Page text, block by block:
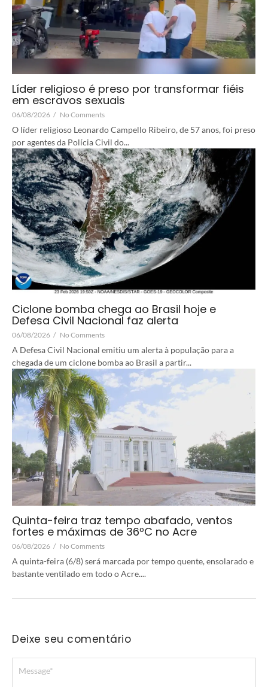
Líder religioso é preso por transformar fiéis
em escravos sexuais
06/08/2026 / No Comments
O líder religioso Leonardo Campello Ribeiro, de 57 anos, foi preso
por agentes da Polícia Civil do...
Ciclone bomba chega ao Brasil hoje e
Defesa Civil Nacional faz alerta
06/08/2026 / No Comments
A Defesa Civil Nacional emitiu um alerta à população para a
chegada de um ciclone bomba ao Brasil a partir...
Quinta-feira traz tempo abafado, ventos
fortes e máximas de 36ºC no Acre
06/08/2026 / No Comments
A quinta-feira (6/8) será marcada por tempo quente, ensolarado e
bastante ventilado em todo o Acre....
Deixe seu comentário